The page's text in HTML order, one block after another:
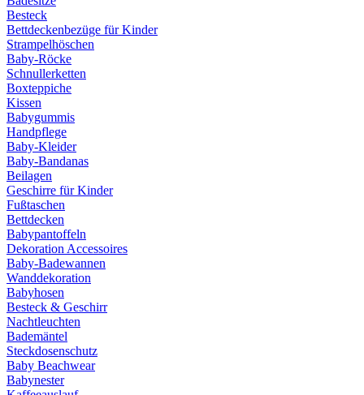
Besteck
Bettdeckenbezüge für Kinder
Strampelhöschen
Baby-Röcke
Schnullerketten
Boxteppiche
Kissen
Babygummis
Handpflege
Baby-Kleider
Baby-Bandanas
Beilagen
Geschirre für Kinder
Fußtaschen
Bettdecken
Babypantoffeln
Dekoration Accessoires
Baby-Badewannen
Wanddekoration
Babyhosen
Besteck & Geschirr
Nachtleuchten
Bademäntel
Steckdosenschutz
Baby Beachwear
Babynester